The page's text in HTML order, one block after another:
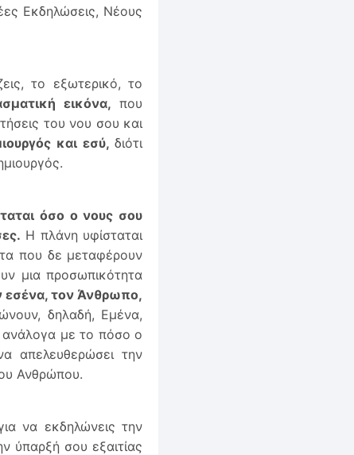
Εκδηλώσεις, Νέους
το εξωτερικό, το
εικόνα, που
του νου σου και
και εσύ,διότι
όσο ο νους σου
Η πλάνη υφίσταται
που δε μεταφέρουν
μια προσωπικότητα
εσένα, τον Άνθρωπο,
δηλαδή, Εμένα,
ανάλογα με το πόσο ο
απελευθερώσει την
Ανθρώπου.
να εκδηλώνεις την
ύπαρξή σου εξαιτίας